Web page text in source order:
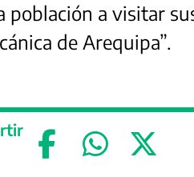
población a visitar
de Arequipa”.